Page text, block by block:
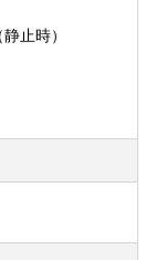
止時）